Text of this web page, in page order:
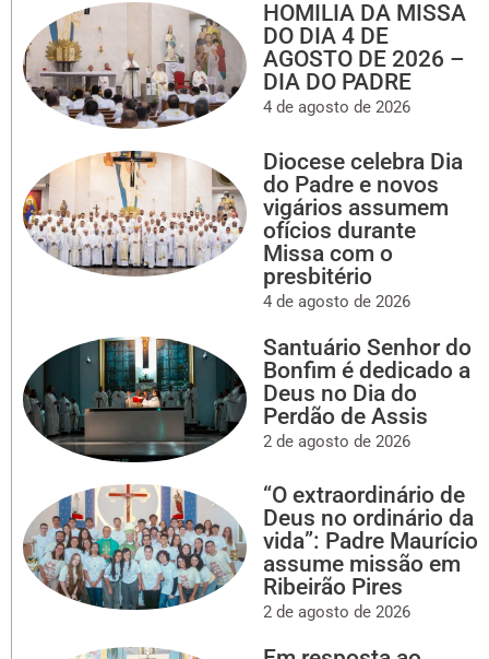
HOMILIA DA MISSA
DO DIA 4 DE
AGOSTO DE 2026 –
DIA DO PADRE
4 de agosto de 2026
Diocese celebra Dia
do Padre e novos
vigários assumem
ofícios durante
Missa com o
presbitério
4 de agosto de 2026
Santuário Senhor do
Bonfim é dedicado a
Deus no Dia do
Perdão de Assis
2 de agosto de 2026
“O extraordinário de
Deus no ordinário da
vida”: Padre Maurício
assume missão em
Ribeirão Pires
2 de agosto de 2026